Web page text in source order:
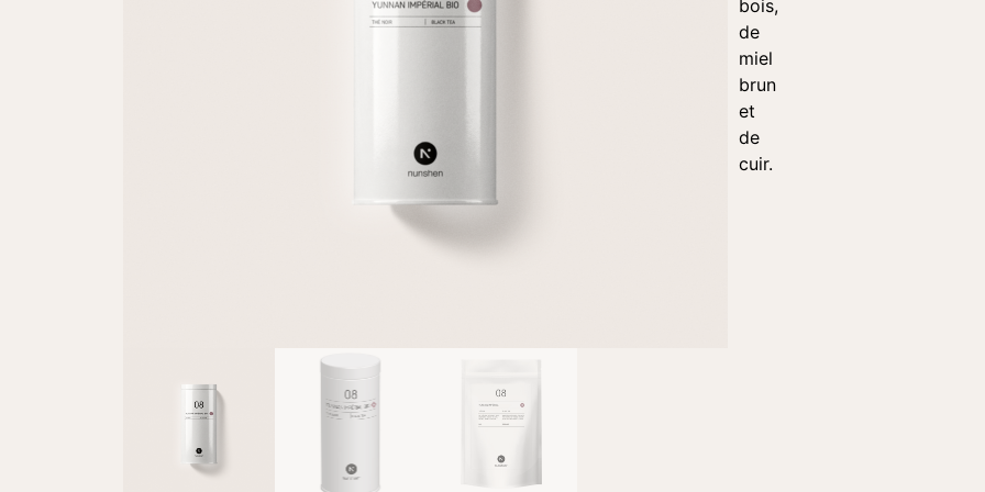
bois,
de
miel
brun
et
de
cuir.